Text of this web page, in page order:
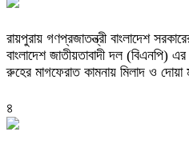
রায়পুরায় গণপ্রজাতন্ত্রী বাংলাদেশ
বাংলাদেশ জাতীয়তাবাদী দল (বিএনপি)
রুহের মাগফেরাত কামনায় মিলাদ ও দোয়া
৪